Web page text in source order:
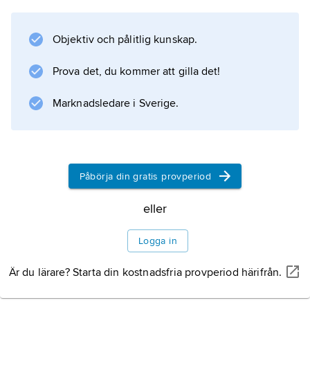
ekonomisk-historisk forskning har det i viss
utsträckning varit möjligt att rekonstruera även
tidigare utrikeshandel. Fram till mitten av
kvantiteter av den svenska befolkningens
Information om artikeln
Objektiv och pålitlig kunskap.
Prova det, du kommer att gilla det!
Marknadsledare i Sverige.
Påbörja din gratis provperiod
eller
Logga in
Är du lärare? Starta din kostnadsfria provperiod härifrån.